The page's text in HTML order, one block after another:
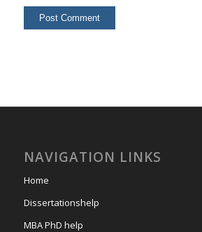
NAVIGATION LINKS
Home
Dissertationshelp
MBA PhD help